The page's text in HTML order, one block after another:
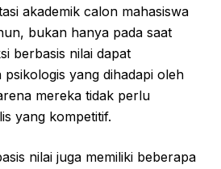
akademik calon mahasiswa
bukan hanya pada saat
berbasis nilai dapat
yang dihadapi oleh
mereka tidak perlu
yang kompetitif.
nilai juga memiliki beberapa